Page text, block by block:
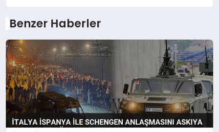
Benzer Haberler